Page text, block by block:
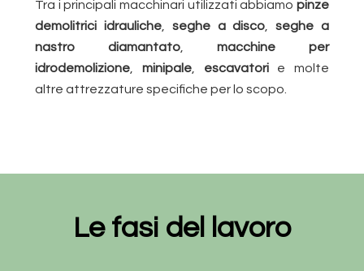
Tra i principali macchinari utilizzati abbiamo pinze
demolitrici idrauliche
seghe a disco
seghe a
nastro diamantato
macchine per
idrodemolizione
minipale, escavatorie molte
altre attrezzature specifiche per lo scopo.
Le fasi del lavoro